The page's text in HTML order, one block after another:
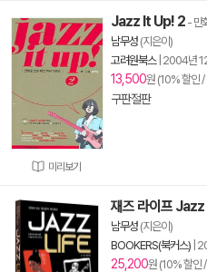
미리보기
Jazz It Up! 2 - 만
남무성 (지은이)
고려원북스| 2004년
13,500원 (10% 할인
구판절판
재즈 라이프
남무성 (지은이)
BOOKERS(북커스)
25,200원 (10% 할인